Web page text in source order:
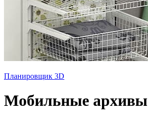
Планировщик 3D
Мобильные архивы